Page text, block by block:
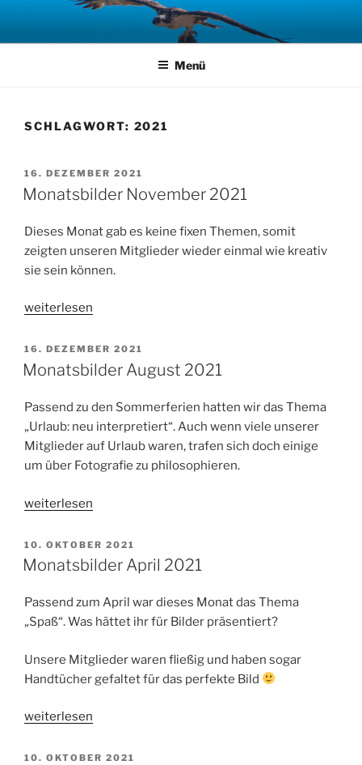
springen
Menü
SCHLAGWORT: 2021
VERÖFFENTLICHT
AM
16. DEZEMBER 2021
Monatsbilder November 2021
Dieses Monat gab es keine fixen Themen, somit
zeigten unseren Mitglieder wieder einmal wie kreativ
sie sein können.
„Monatsbilder
2021“
weiterlesen
VERÖFFENTLICHT
AM
16. DEZEMBER 2021
Monatsbilder August 2021
Passend zu den Sommerferien hatten wir das Thema
„Urlaub: neu interpretiert“. Auch wenn viele unserer
Mitglieder auf Urlaub waren, trafen sich doch einige
um über Fotografie zu philosophieren.
„Monatsbilder
2021“
weiterlesen
VERÖFFENTLICHT
AM
10. OKTOBER 2021
Monatsbilder April 2021
Passend zum April war dieses Monat das Thema
„Spaß“. Was hättet ihr für Bilder präsentiert?
Unsere Mitglieder waren fließig und haben sogar
Handtücher gefaltet für das perfekte Bild
„Monatsbilder
2021“
weiterlesen
VERÖFFENTLICHT
10. OKTOBER 2021